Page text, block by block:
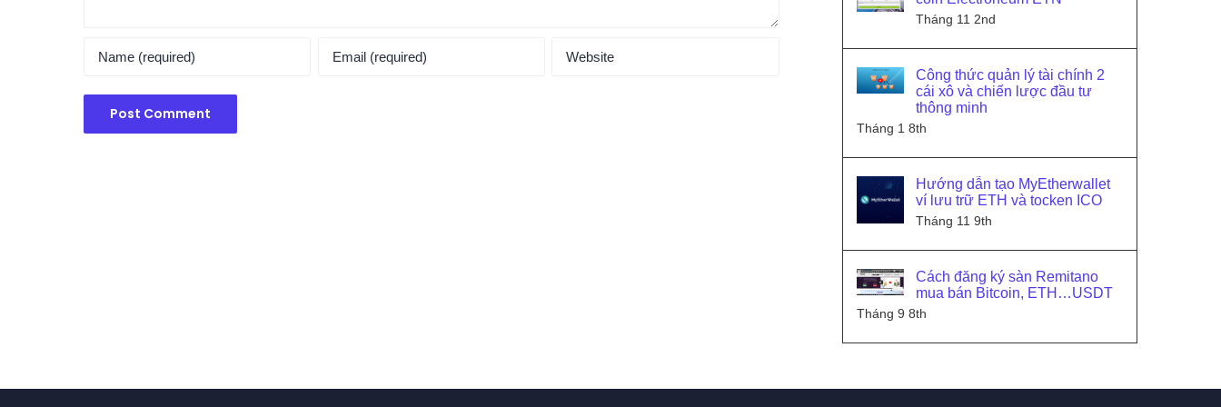
Tháng 11 2nd
Công thức quản lý tài chính 2
cái xô và chiến lược đầu tư
thông minh
Tháng 1 8th
Hướng dẫn tạo MyEtherwallet
ví lưu trữ ETH và tocken ICO
Tháng 11 9th
Cách đăng ký sàn Remitano
mua bán Bitcoin, ETH…USDT
Tháng 9 8th